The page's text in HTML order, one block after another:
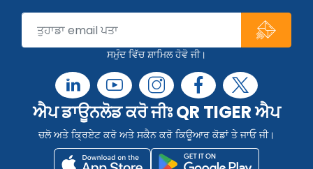
ਸਮੁੰਦ ਵਿੱਚ ਸ਼ਾਮਿਲ ਹੋਵੋ ਜੀ।
ਐਪ ਡਾਊਨਲੋਡ ਕਰੋ ਜੀਃ QR TIGER ਐਪ
ਚਲੋ ਅਤੇ ਕ੍ਰਿਏਟ ਕਰੋ ਅਤੇ ਸਕੈਨ ਕਰੋ ਕਿਊਆਰ ਕੋਡਾਂ ਤੇ ਜਾਓ ਜੀ।